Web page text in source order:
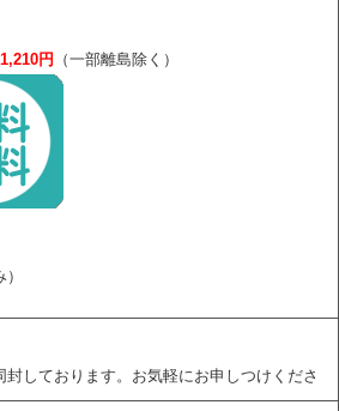
円 （一部離島除く）
しております。お気軽にお申しつけくださ